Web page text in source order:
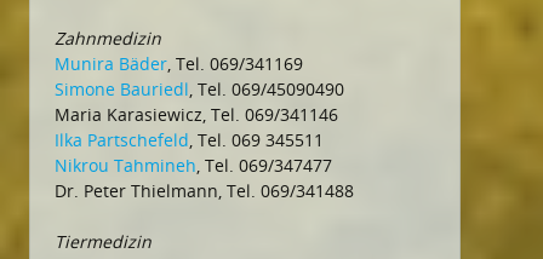
Zahnmedizin
Munira Bäder , Tel. 069/341169
Simone Bauriedl , Tel. 069/45090490
Maria Karasiewicz, Tel. 069/341146
Ilka Partschefeld , Tel. 069 345511
Nikrou Tahmineh , Tel. 069/347477
Dr. Peter Thielmann, Tel. 069/341488
Tiermedizin